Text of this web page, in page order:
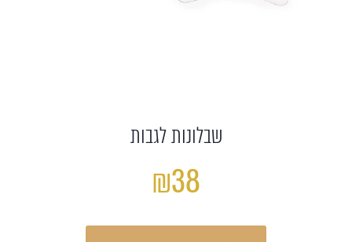
שבלונות לגבות
₪38